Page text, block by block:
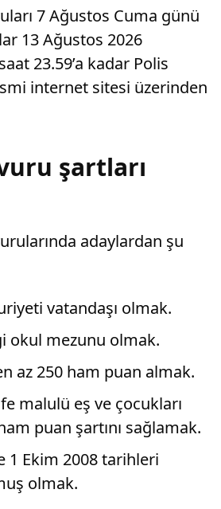
7 Ağustos Cuma günü
13 Ağustos 2026
23.59’a kadar Polis
internet sitesi üzerinden
şartları
adaylardan şu
vatandaşı olmak.
okul mezunu olmak.
az 250 ham puan almak.
malulü eş ve çocukları
puan şartını sağlamak.
1 Ekim 2008 tarihleri
olmak.